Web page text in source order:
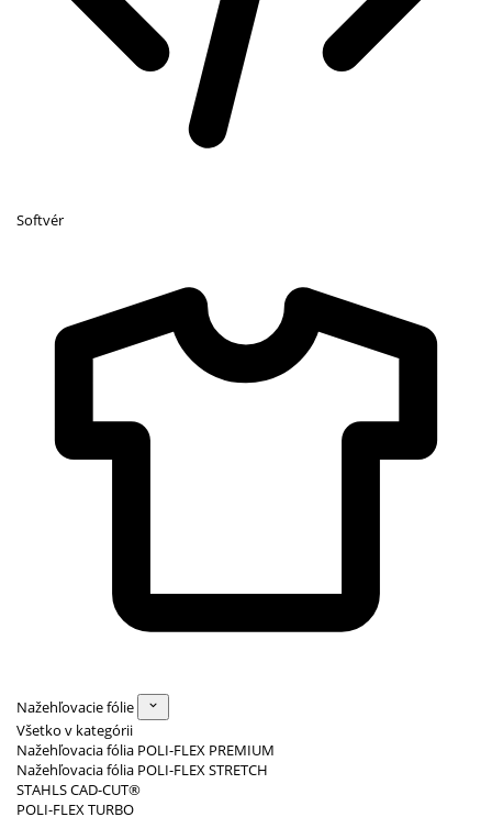
Softvér
Nažehľovacie fólie
Všetko v kategórii
Nažehľovacia fólia POLI-FLEX PREMIUM
Nažehľovacia fólia POLI-FLEX STRETCH
STAHLS CAD-CUT®
POLI-FLEX TURBO